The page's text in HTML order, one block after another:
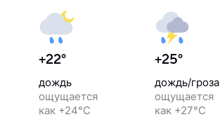
+22°
дождь
ощущается
как +24°C
+25°
дождь/гроза
ощущается
как +27°C